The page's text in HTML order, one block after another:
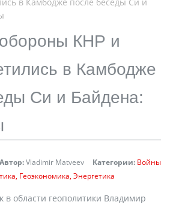
КНР и
в Камбодже
Си и Байдена:
Автор:Vladimir Matveev Категории: Войны
Геоэкономика Энергетика
в области геополитики Владимир